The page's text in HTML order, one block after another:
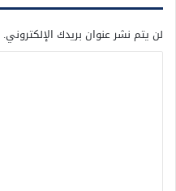
لن يتم نشر عنوان بريدك الإلكتروني.